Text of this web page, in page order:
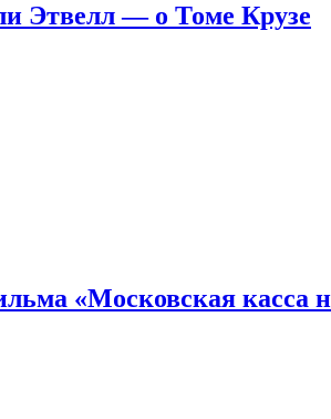
Этвелл — о Томе Крузе
«Московская касса